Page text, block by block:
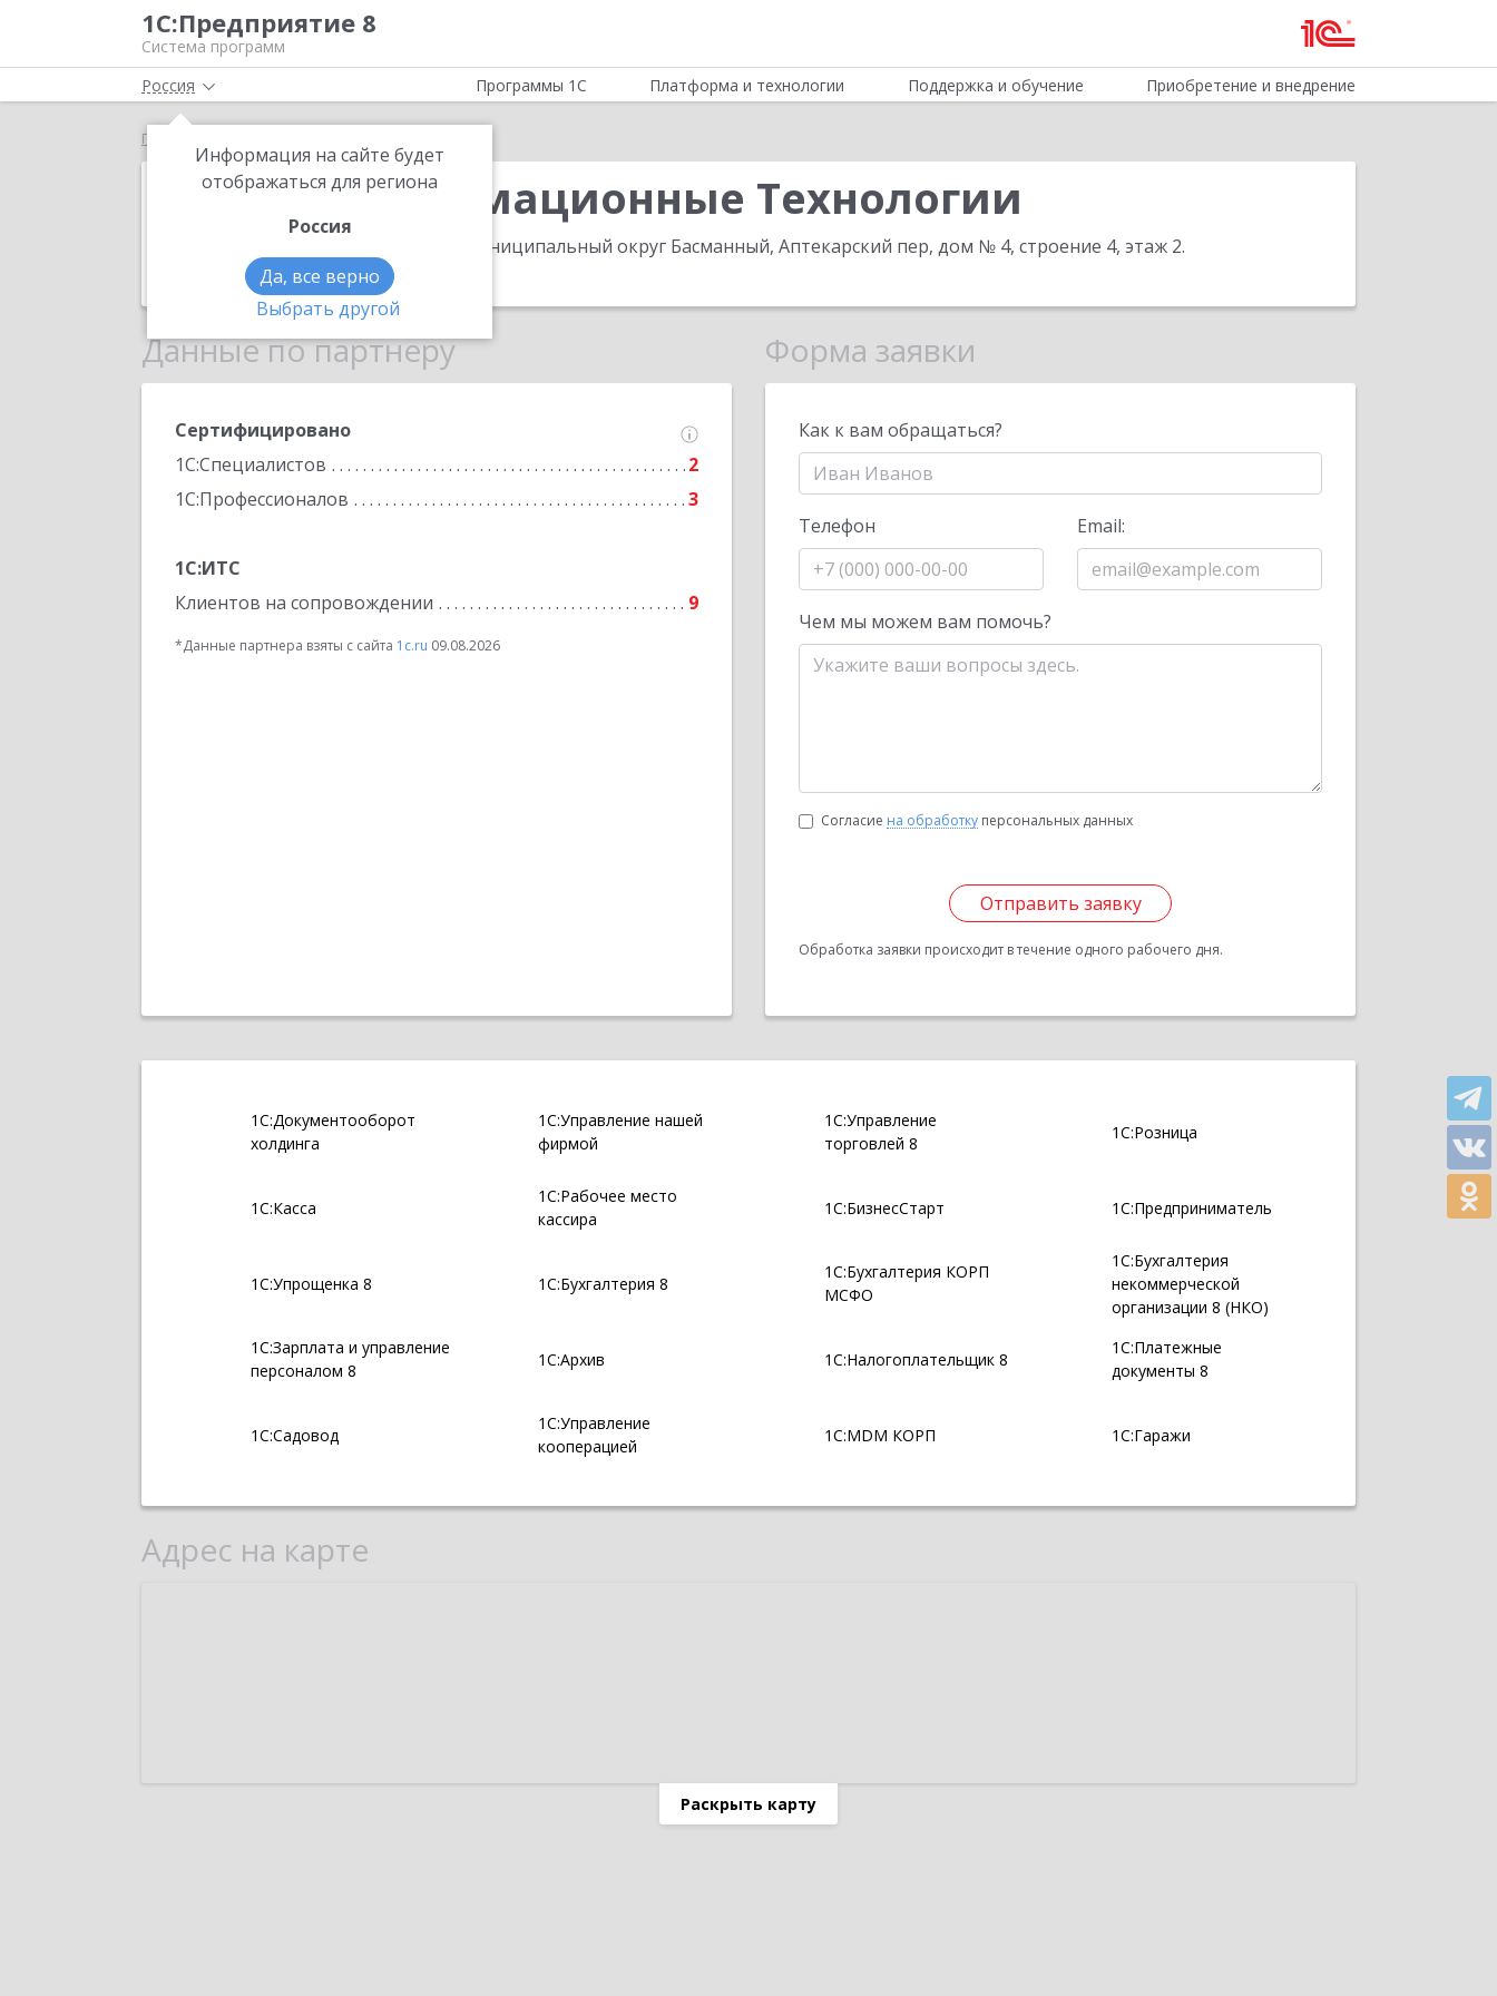
1С:Предприятие 8
Система программ
Россия
Информация на сайте будет
отображаться для региона
Россия
Да, все верно
Выбрать другой
Программы 1С Платформа и технологии Поддержка и обучение Приобретение и внедрение
Главная
Актум Информационные Технологии
105005, Москва г, вн.тер.г. муниципальный округ Басманный, Аптекарский пер, дом № 4, строение 4, этаж 2.
Телефон: (495) 221-0499
Данные по партнеру
Сертифицировано
1С:Специалистов
2
1С:Профессионалов
3
1С:ИТС
Клиентов на сопровождении
9
*Данные партнера взяты с сайта 1c.ru 09.08.2026
Форма заявки
Как к вам обращаться?
Телефон Email:
Чем мы можем вам помочь?
Согласие на обработку персональных данных
Отправить заявку
Обработка заявки происходит в течение одного рабочего дня.
1С:Документооборот
холдинга
1С:Управление нашей
фирмой
1С:Управление
торговлей 8
1С:Розница
1С:Касса
1С:Рабочее место
кассира
1С:БизнесСтарт 1С:Предприниматель
1С:Упрощенка 8 1С:Бухгалтерия 8
1С:Бухгалтерия КОРП
МСФО
1С:Бухгалтерия
некоммерческой
организации 8 (НКО)
1С:Зарплата и управление
персоналом 8
1С:Архив 1С:Налогоплательщик 8
1С:Платежные
документы 8
1С:Садовод
1С:Управление
кооперацией
1С:MDM КОРП 1С:Гаражи
Адрес на карте
Раскрыть карту